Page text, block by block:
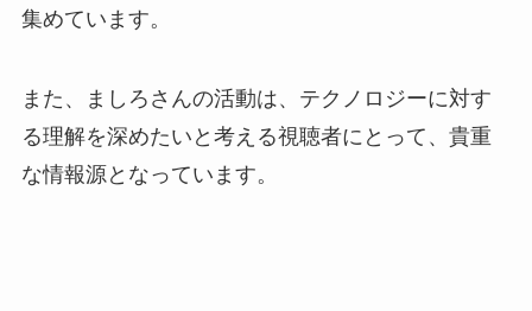
集めています。
また、ましろさんの活動は、テクノロジーに対す
る理解を深めたいと考える視聴者にとって、貴重
な情報源となっています。